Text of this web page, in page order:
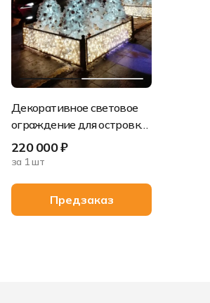
-
Декоративное световое
ограждение для островка
из елок (6 щитов 2х0,7 м)
220 000 ₽
за 1 шт
Предзаказ